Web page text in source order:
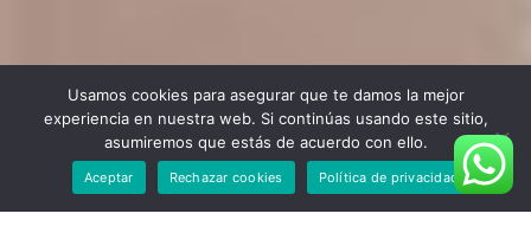
Usamos cookies para asegurar que te damos la mejor
experiencia en nuestra web. Si continúas usando este sitio,
asumiremos que estás de acuerdo con ello.
Aceptar Rechazar cookies Política de privacidad